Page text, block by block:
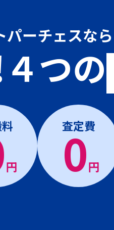
パーチェスなら
つの
円
査定費
0円